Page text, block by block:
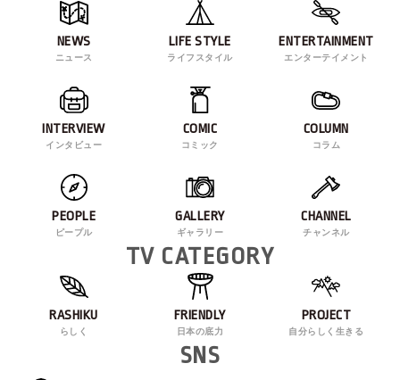
NEWS
ニュース
LIFE STYLE
ライフスタイル
ENTERTAINMENT
エンターテイメント
INTERVIEW
インタビュー
COMIC
コミック
COLUMN
コラム
PEOPLE
ピープル
GALLERY
ギャラリー
CHANNEL
チャンネル
TV CATEGORY
RASHIKU
らしく
FRIENDLY
日本の底力
PROJECT
自分らしく生きる
SNS